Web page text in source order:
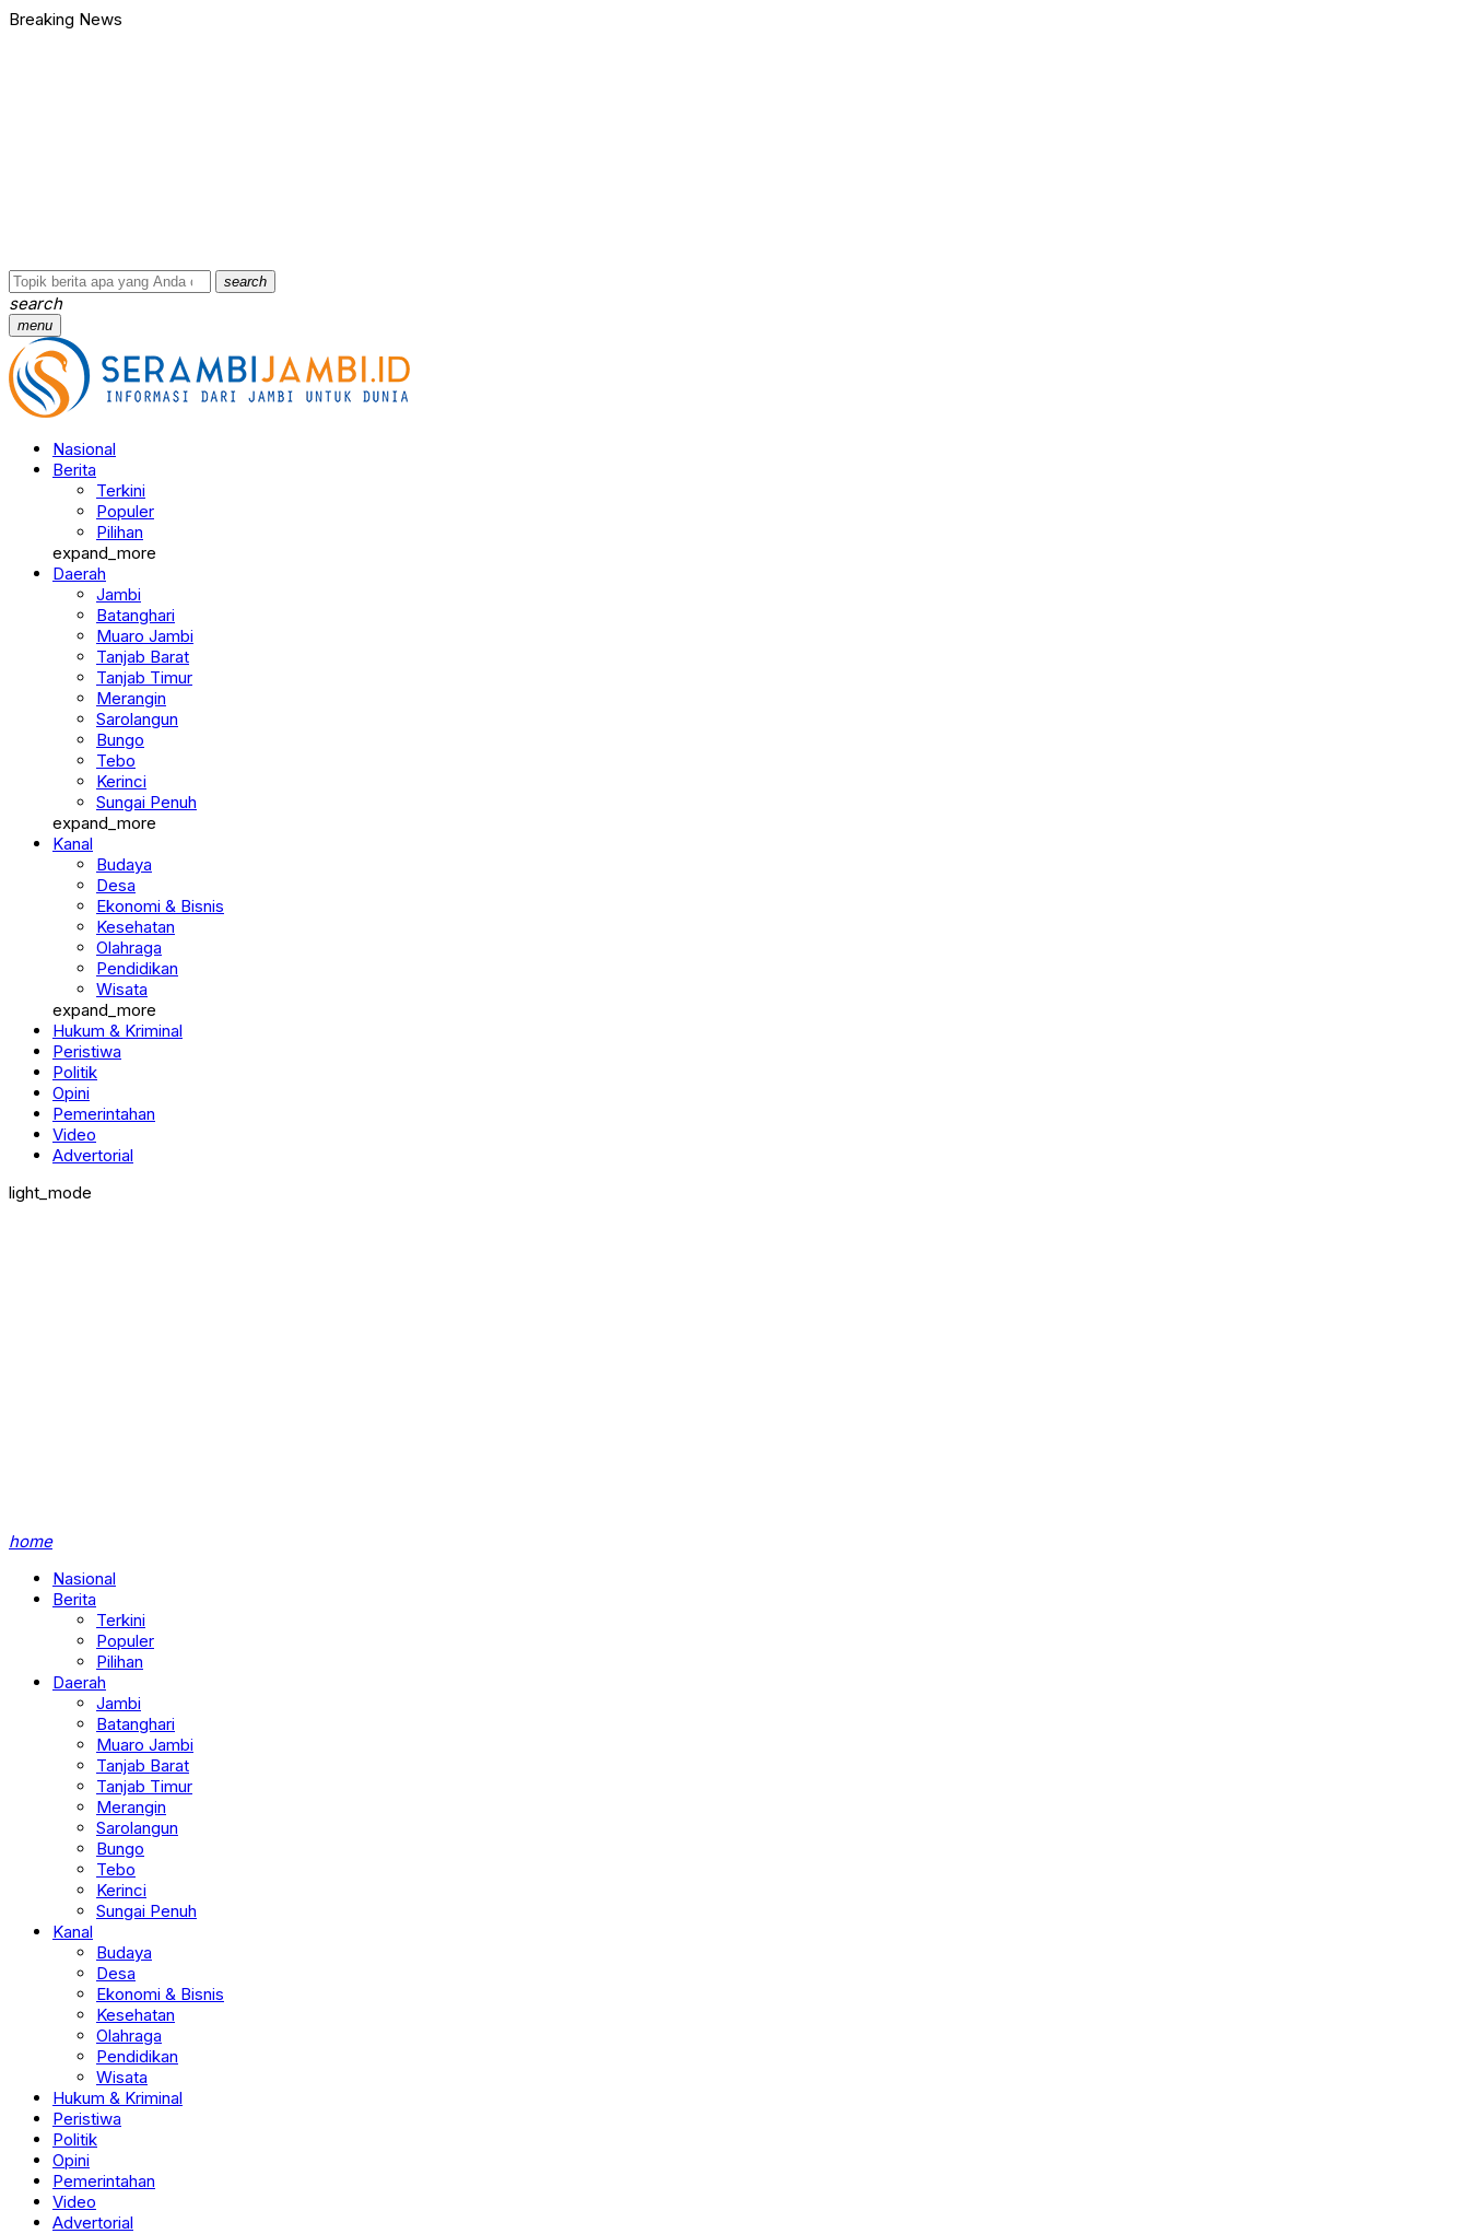
Breaking News
search
search
menu
Nasional
Berita
Terkini
Populer
Pilihan
expand_more
Daerah
Jambi
Batanghari
Muaro Jambi
Tanjab Barat
Tanjab Timur
Merangin
Sarolangun
Bungo
Tebo
Kerinci
Sungai Penuh
expand_more
Kanal
Budaya
Desa
Ekonomi & Bisnis
Kesehatan
Olahraga
Pendidikan
Wisata
expand_more
Hukum & Kriminal
Peristiwa
Politik
Opini
Pemerintahan
Video
Advertorial
light_mode
home
Nasional
Berita
Terkini
Populer
Pilihan
Daerah
Jambi
Batanghari
Muaro Jambi
Tanjab Barat
Tanjab Timur
Merangin
Sarolangun
Bungo
Tebo
Kerinci
Sungai Penuh
Kanal
Budaya
Desa
Ekonomi & Bisnis
Kesehatan
Olahraga
Pendidikan
Wisata
Hukum & Kriminal
Peristiwa
Politik
Opini
Pemerintahan
Video
Advertorial